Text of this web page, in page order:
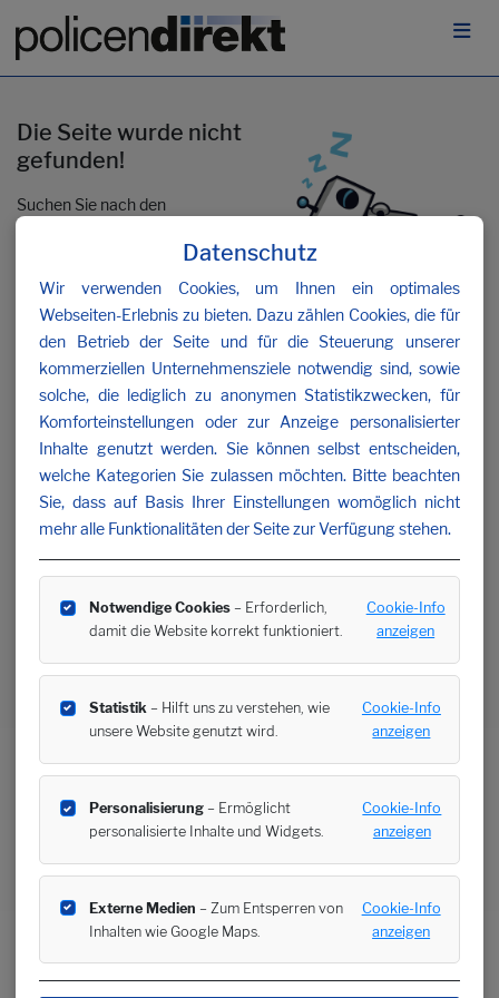
Die Seite wurde nicht
gefunden!
Suchen Sie nach den
Datenschutz
Wir verwenden Cookies, um Ihnen ein optimales
Webseiten-Erlebnis zu bieten. Dazu zählen Cookies, die für
den Betrieb der Seite und für die Steuerung unserer
kommerziellen Unternehmensziele notwendig sind, sowie
solche, die lediglich zu anonymen Statistikzwecken, für
Komforteinstellungen oder zur Anzeige personalisierter
Inhalte genutzt werden. Sie können selbst entscheiden,
welche Kategorien Sie zulassen möchten. Bitte beachten
Sie, dass auf Basis Ihrer Einstellungen womöglich nicht
mehr alle Funktionalitäten der Seite zur Verfügung stehen.
Notwendige Cookies– Erforderlich,
damit die Website korrekt funktioniert.
Cookie-Info
anzeigen
Statistik– Hilft uns zu verstehen, wie
unsere Website genutzt wird.
Cookie-Info
anzeigen
Personalisierung– Ermöglicht
personalisierte Inhalte und Widgets.
Cookie-Info
anzeigen
Externe Medien – Zum Entsperren von
Inhalten wie Google Maps.
Cookie-Info
anzeigen